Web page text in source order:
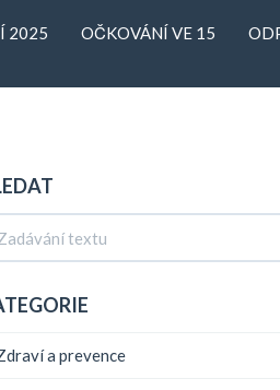
2025 OČKOVÁNÍ VE 15
a prevence